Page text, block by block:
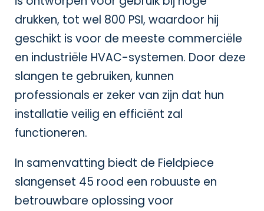
drukken, tot wel 800 PSI, waardoor hij
geschikt is voor de meeste commerciële
en industriële HVAC-systemen. Door deze
slangen te gebruiken, kunnen
professionals er zeker van zijn dat hun
installatie veilig en efficiënt zal
functioneren.
In samenvatting biedt de Fieldpiece
slangenset 45 rood een robuuste en
betrouwbare oplossing voor